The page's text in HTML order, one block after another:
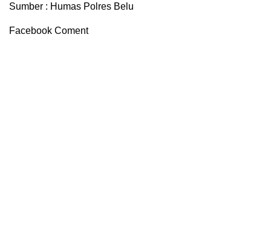
Sumber : Humas Polres Belu
Facebook Coment